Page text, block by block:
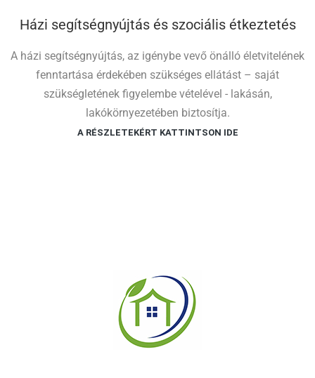
Házi segítségnyújtás és szociális étkeztetés
A házi segítségnyújtás, az igénybe vevő önálló életvitelének
fenntartása érdekében szükséges ellátást – saját
szükségletének figyelembe vételével - lakásán,
lakókörnyezetében biztosítja.
A RÉSZLETEKÉRT KATTINTSON IDE